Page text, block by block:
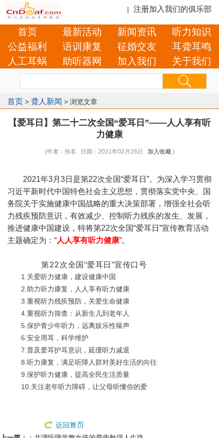
| 注册加入我们的俱乐部
首页 最新活动 新闻资讯
听力知识
公益福利
语训康复 征婚交友
耳聋耳鸣
人工耳蜗
助听器网 加入我们 关于我们
首页 > 聋人新闻 > 浏览文章
【爱耳日】第二十二次全国“爱耳日”——人人享有听
力健康
(作者：佚名 日期：2021年02月26日 加入收藏)
2021年3月3日是第22次全国“爱耳日”。为深入学习贯彻
习近平新时代中国特色社会主义思想，贯彻落实党中央、国
务院关于实施健康中国战略的重大决策部署，增强全社会听
力残疾预防意识，有效减少、控制听力残疾的发生、发展，
推进健康中国建设，特将第22次全国“爱耳日”宣传教育活动
主题确定为：“人人享有听力健康”。
第22次全国“爱耳日”宣传口号
1.关爱听力健康，建设健康中国
2.助力听力康复，人人享有听力健康
3.重视听力残疾预防，关爱生命健康
4.重视听力筛查：从新生儿到老年人
5.保护青少年听力，远离娱乐性噪声
6.安全用耳，科学维护
7.普及爱耳护耳意识，延缓听力减退
8.听力康复，满足听障人群对美好生活的向往
9.保护听力健康，提高全民生活质量
10.关注老年听力障碍，让父母听懂你的爱